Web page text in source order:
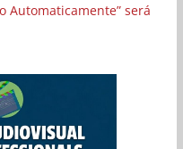
Automaticamente” será